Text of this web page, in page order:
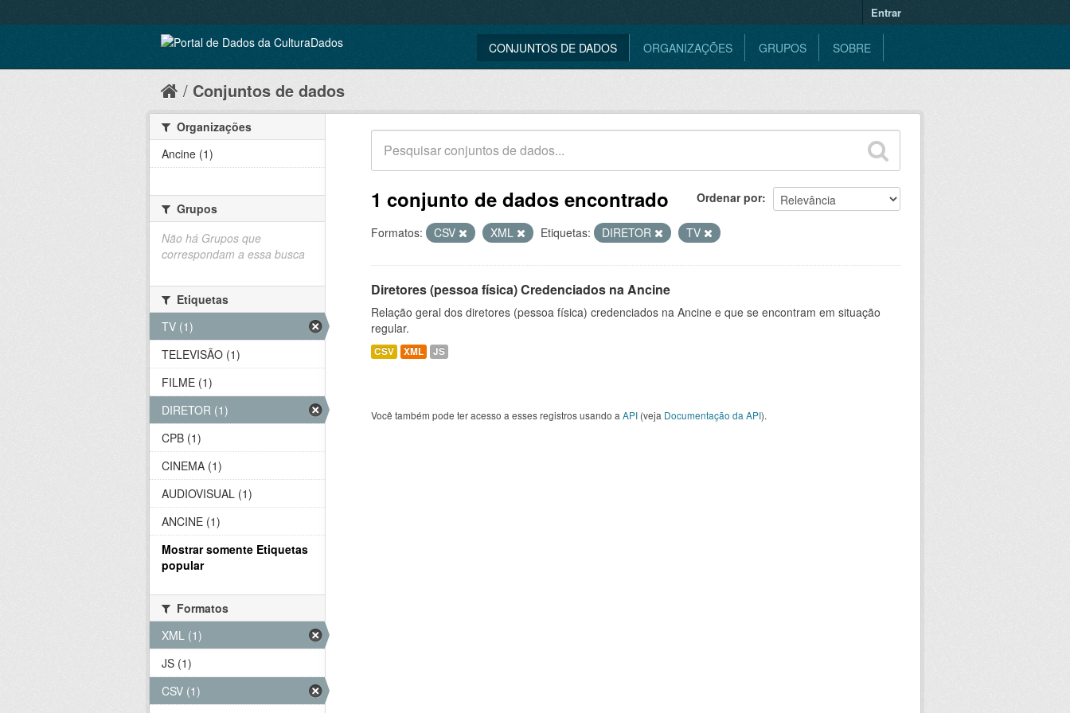
Entrar
CONJUNTOS DE DADOS ORGANIZAÇÕES GRUPOS SOBRE
Conjuntos de dados
Ordenar por
1 conjunto de dados encontrado
Formatos: CSV XML Etiquetas: DIRETOR TV
Diretores (pessoa física) Credenciados na Ancine
Relação geral dos diretores (pessoa física) credenciados na Ancine e que se encontram em situação
regular.
CSV XML JS
Você também pode ter acesso a esses registros usando a API (veja Documentação da API).
Organizações
Ancine (1)
Grupos
Não há Grupos que
correspondam a essa busca
Etiquetas
TV (1)
TELEVISÃO (1)
FILME (1)
DIRETOR (1)
CPB (1)
CINEMA (1)
AUDIOVISUAL (1)
ANCINE (1)
Mostrar somente Etiquetas
popular
Formatos
XML (1)
JS (1)
CSV (1)